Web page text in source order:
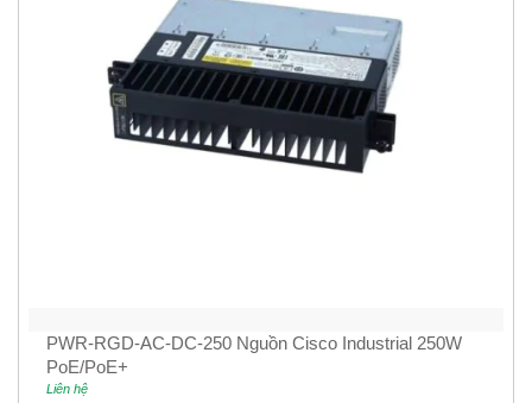
PWR-RGD-AC-DC-250 Nguồn Cisco Industrial 250W
PoE/PoE+
Liên hệ